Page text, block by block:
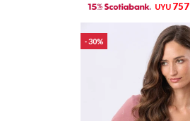
UYU 757
30